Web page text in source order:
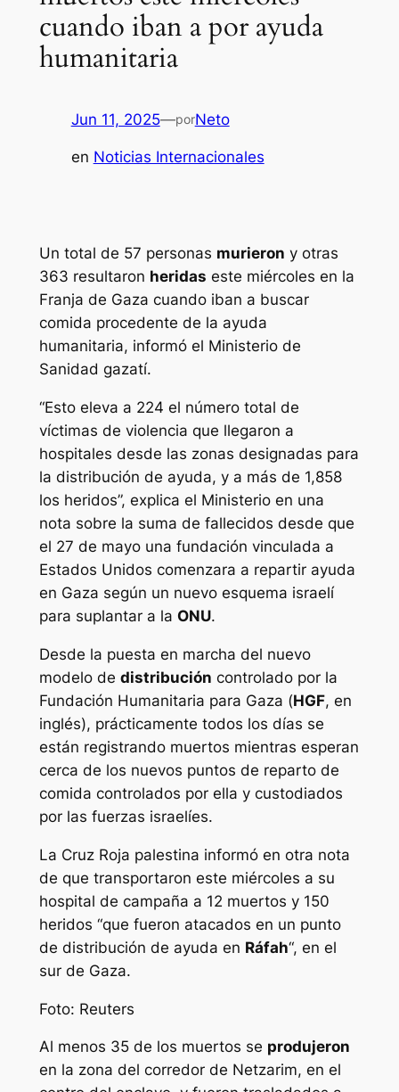
cuando iban a por ayuda
humanitaria
Jun 11, 2025—porNeto
en Noticias Internacionales
Un total de 57 personas murieron y otras
363 resultaron heridas este miércoles en la
Franja de Gaza cuando iban a buscar
comida procedente de la ayuda
humanitaria, informó el Ministerio de
Sanidad gazatí.
“Esto eleva a 224 el número total de
víctimas de violencia que llegaron a
hospitales desde las zonas designadas para
la distribución de ayuda, y a más de 1,858
los heridos”, explica el Ministerio en una
nota sobre la suma de fallecidos desde que
el 27 de mayo una fundación vinculada a
Estados Unidos comenzara a repartir ayuda
en Gaza según un nuevo esquema israelí
para suplantar a la ONU.
Desde la puesta en marcha del nuevo
modelo de distribución controlado por la
Fundación Humanitaria para Gaza (HGF, en
inglés), prácticamente todos los días se
están registrando muertos mientras esperan
cerca de los nuevos puntos de reparto de
comida controlados por ella y custodiados
por las fuerzas israelíes.
La Cruz Roja palestina informó en otra nota
de que transportaron este miércoles a su
hospital de campaña a 12 muertos y 150
heridos “que fueron atacados en un punto
de distribución de ayuda en Ráfah“, en el
sur de Gaza.
Foto: Reuters
Al menos 35 de los muertos se produjeron
en la zona del corredor de Netzarim, en el